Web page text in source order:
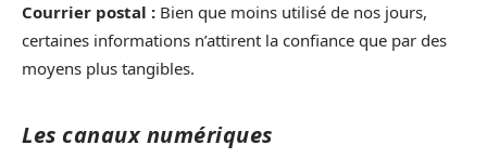
Courrier postal : Bien que moins utilisé de nos jours,
certaines informations n’attirent la confiance que par des
moyens plus tangibles.
Les canaux numériques